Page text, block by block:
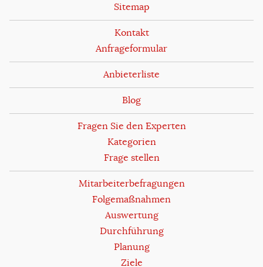
Sitemap
Kontakt
Anfrageformular
Anbieterliste
Blog
Fragen Sie den Experten
Kategorien
Frage stellen
Mitarbeiterbefragungen
Folgemaßnahmen
Auswertung
Durchführung
Planung
Ziele